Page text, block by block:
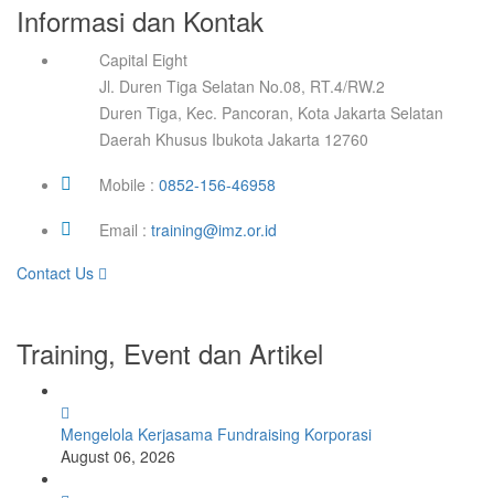
Informasi dan Kontak
Capital Eight
Jl. Duren Tiga Selatan No.08, RT.4/RW.2
Duren Tiga, Kec. Pancoran, Kota Jakarta Selatan
Daerah Khusus Ibukota Jakarta 12760
Mobile : 0852-156-46958
Email : training@imz.or.id
Contact Us
Training, Event dan Artikel
Mengelola Kerjasama Fundraising Korporasi
August 06, 2026